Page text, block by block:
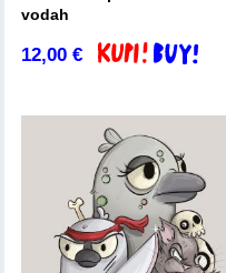
vodah
12,00€ Dodaj v košarico